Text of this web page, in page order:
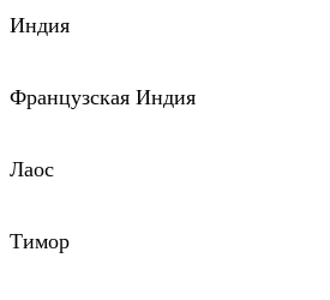
Индия
Французская Индия
Лаос
Тимор